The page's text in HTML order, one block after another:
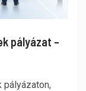
pályázat –